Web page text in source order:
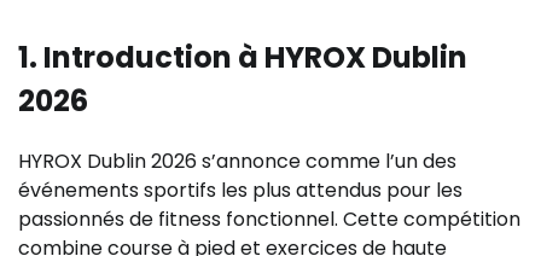
1. Introduction à HYROX Dublin
2026
HYROX Dublin 2026 s’annonce comme l’un des
événements sportifs les plus attendus pour les
passionnés de fitness fonctionnel. Cette compétition
combine course à pied et exercices de haute